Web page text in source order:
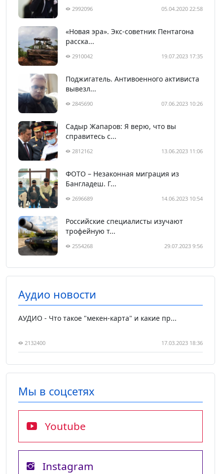
2992096 05.04.2020 22:58
«Новая эра». Экс-советник Пентагона
расска...
2910042 19.07.2023 17:35
Поджигатель. Антивоенного активиста
вывезл...
2845690 07.06.2023 10:26
Садыр Жапаров: Я верю, что вы
справитесь с...
2812162 13.06.2023 11:06
ФОТО – Незаконная миграция из
Бангладеш. Г...
2696689 14.06.2023 10:54
Российские специалисты изучают
трофейную т...
2554268 29.07.2023 9:56
Аудио новости
АУДИО - Что такое "мекен-карта" и какие пр...
2132400 17.03.2023 18:36
Мы в соцсетях
Youtube
Instagram